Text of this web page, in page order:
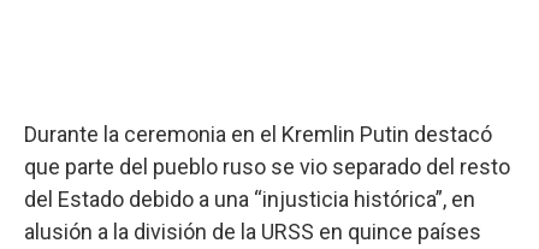
Durante la ceremonia en el Kremlin Putin destacó
que parte del pueblo ruso se vio separado del resto
del Estado debido a una “injusticia histórica”, en
alusión a la división de la URSS en quince países